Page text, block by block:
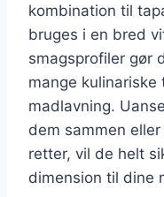
kombination til
bruges i en bred
smagsprofiler gør
mange
madlavning.
dem sammen
retter, vil de helt
dimension til dine